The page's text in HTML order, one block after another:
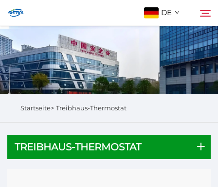
DE
Über Uns
Produkte
Suchen
Startseite> Treibhaus-Thermostat
TREIBHAUS-THERMOSTAT